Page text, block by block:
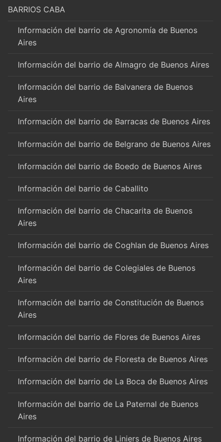
BARRIOS CABA
Información del barrio de Agronomía de Buenos
Aires
Información del barrio de Almagro de Buenos Aires
Información del barrio de Balvanera de Buenos
Aires
Información del barrio de Barracas de Buenos Aires
Información del barrio de Belgrano de Buenos Aires
Información del barrio de Boedo de Buenos Aires
Información del barrio de Caballito
Información del barrio de Chacarita de Buenos
Aires
Información del barrio de Coghlan de Buenos Aires
Información del barrio de Colegiales de Buenos
Aires
Información del barrio de Constitución de Buenos
Aires
Información del barrio de Flores de Buenos Aires
Información del barrio de Floresta de Buenos Aires
Información del barrio de La Boca de Buenos Aires
Información del barrio de La Paternal de Buenos
Aires
Información del barrio de Liniers de Buenos Aires